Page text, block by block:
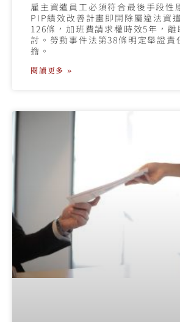
雇主資遣員工必須符合最後手段性
PIP績效改善計畫即開除屬違法資
126條，加班費請求權時效5年，離
討。勞動事件法第38條明定舉證責
擔。
閱讀更多 »